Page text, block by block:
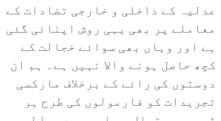
عدلیہ کے داخلی و خارجی تضادات کے
معاملے پر بھی یہی روش اپنائی گئی
ہے اور وہاں بھی سوائے خجالت کے
کچھ حاصل ہونے والا نہیں ہے۔ ہم ان
دوستوں کی رائے کے برخلاف مارکسی
تجریدات کو فارمولوں کی طرح ہر